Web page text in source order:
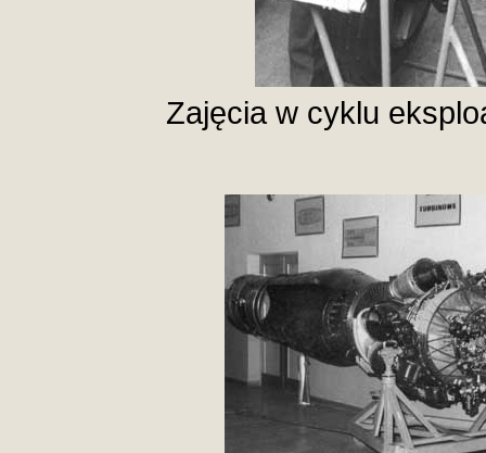
Zajęcia w cyklu